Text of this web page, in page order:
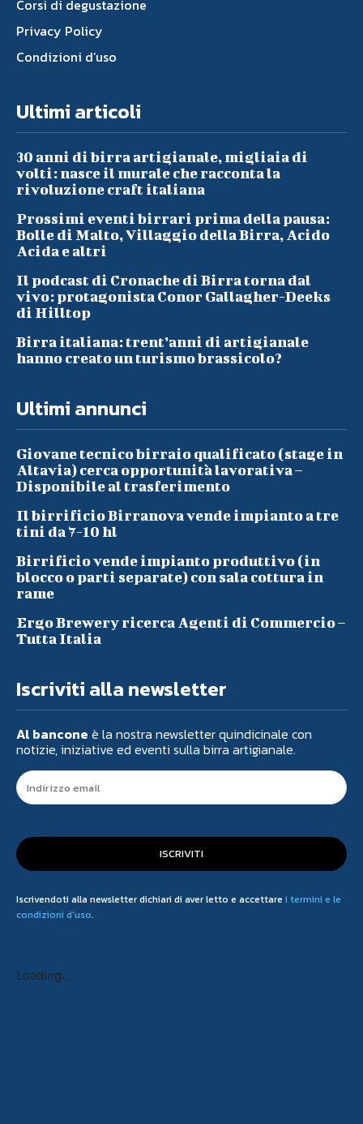
Corsi di degustazione
Privacy Policy
Condizioni d’uso
Ultimi articoli
30 anni di birra artigianale, migliaia di
volti: nasce il murale che racconta la
rivoluzione craft italiana
Prossimi eventi birrari prima della pausa:
Bolle di Malto, Villaggio della Birra, Acido
Acida e altri
Il podcast di Cronache di Birra torna dal
vivo: protagonista Conor Gallagher-Deeks
di Hilltop
Birra italiana: trent’anni di artigianale
hanno creato un turismo brassicolo?
Ultimi annunci
Giovane tecnico birraio qualificato (stage in
Altavia) cerca opportunità lavorativa –
Disponibile al trasferimento
Il birrificio Birranova vende impianto a tre
tini da 7-10 hl
Birrificio vende impianto produttivo (in
blocco o parti separate) con sala cottura in
rame
Ergo Brewery ricerca Agenti di Commercio –
Tutta Italia
Iscriviti alla newsletter
Al bancone è la nostra newsletter quindicinale con
notizie, iniziative ed eventi sulla birra artigianale.
ISCRIVITI
Iscrivendoti alla newsletter dichiari di aver letto e accettare i termini e le
condizioni d'uso.
Loading...